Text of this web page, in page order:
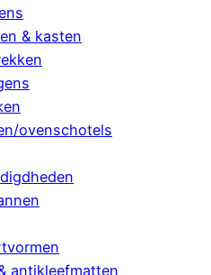
& kasten
ovenschotels
antikleefmatten